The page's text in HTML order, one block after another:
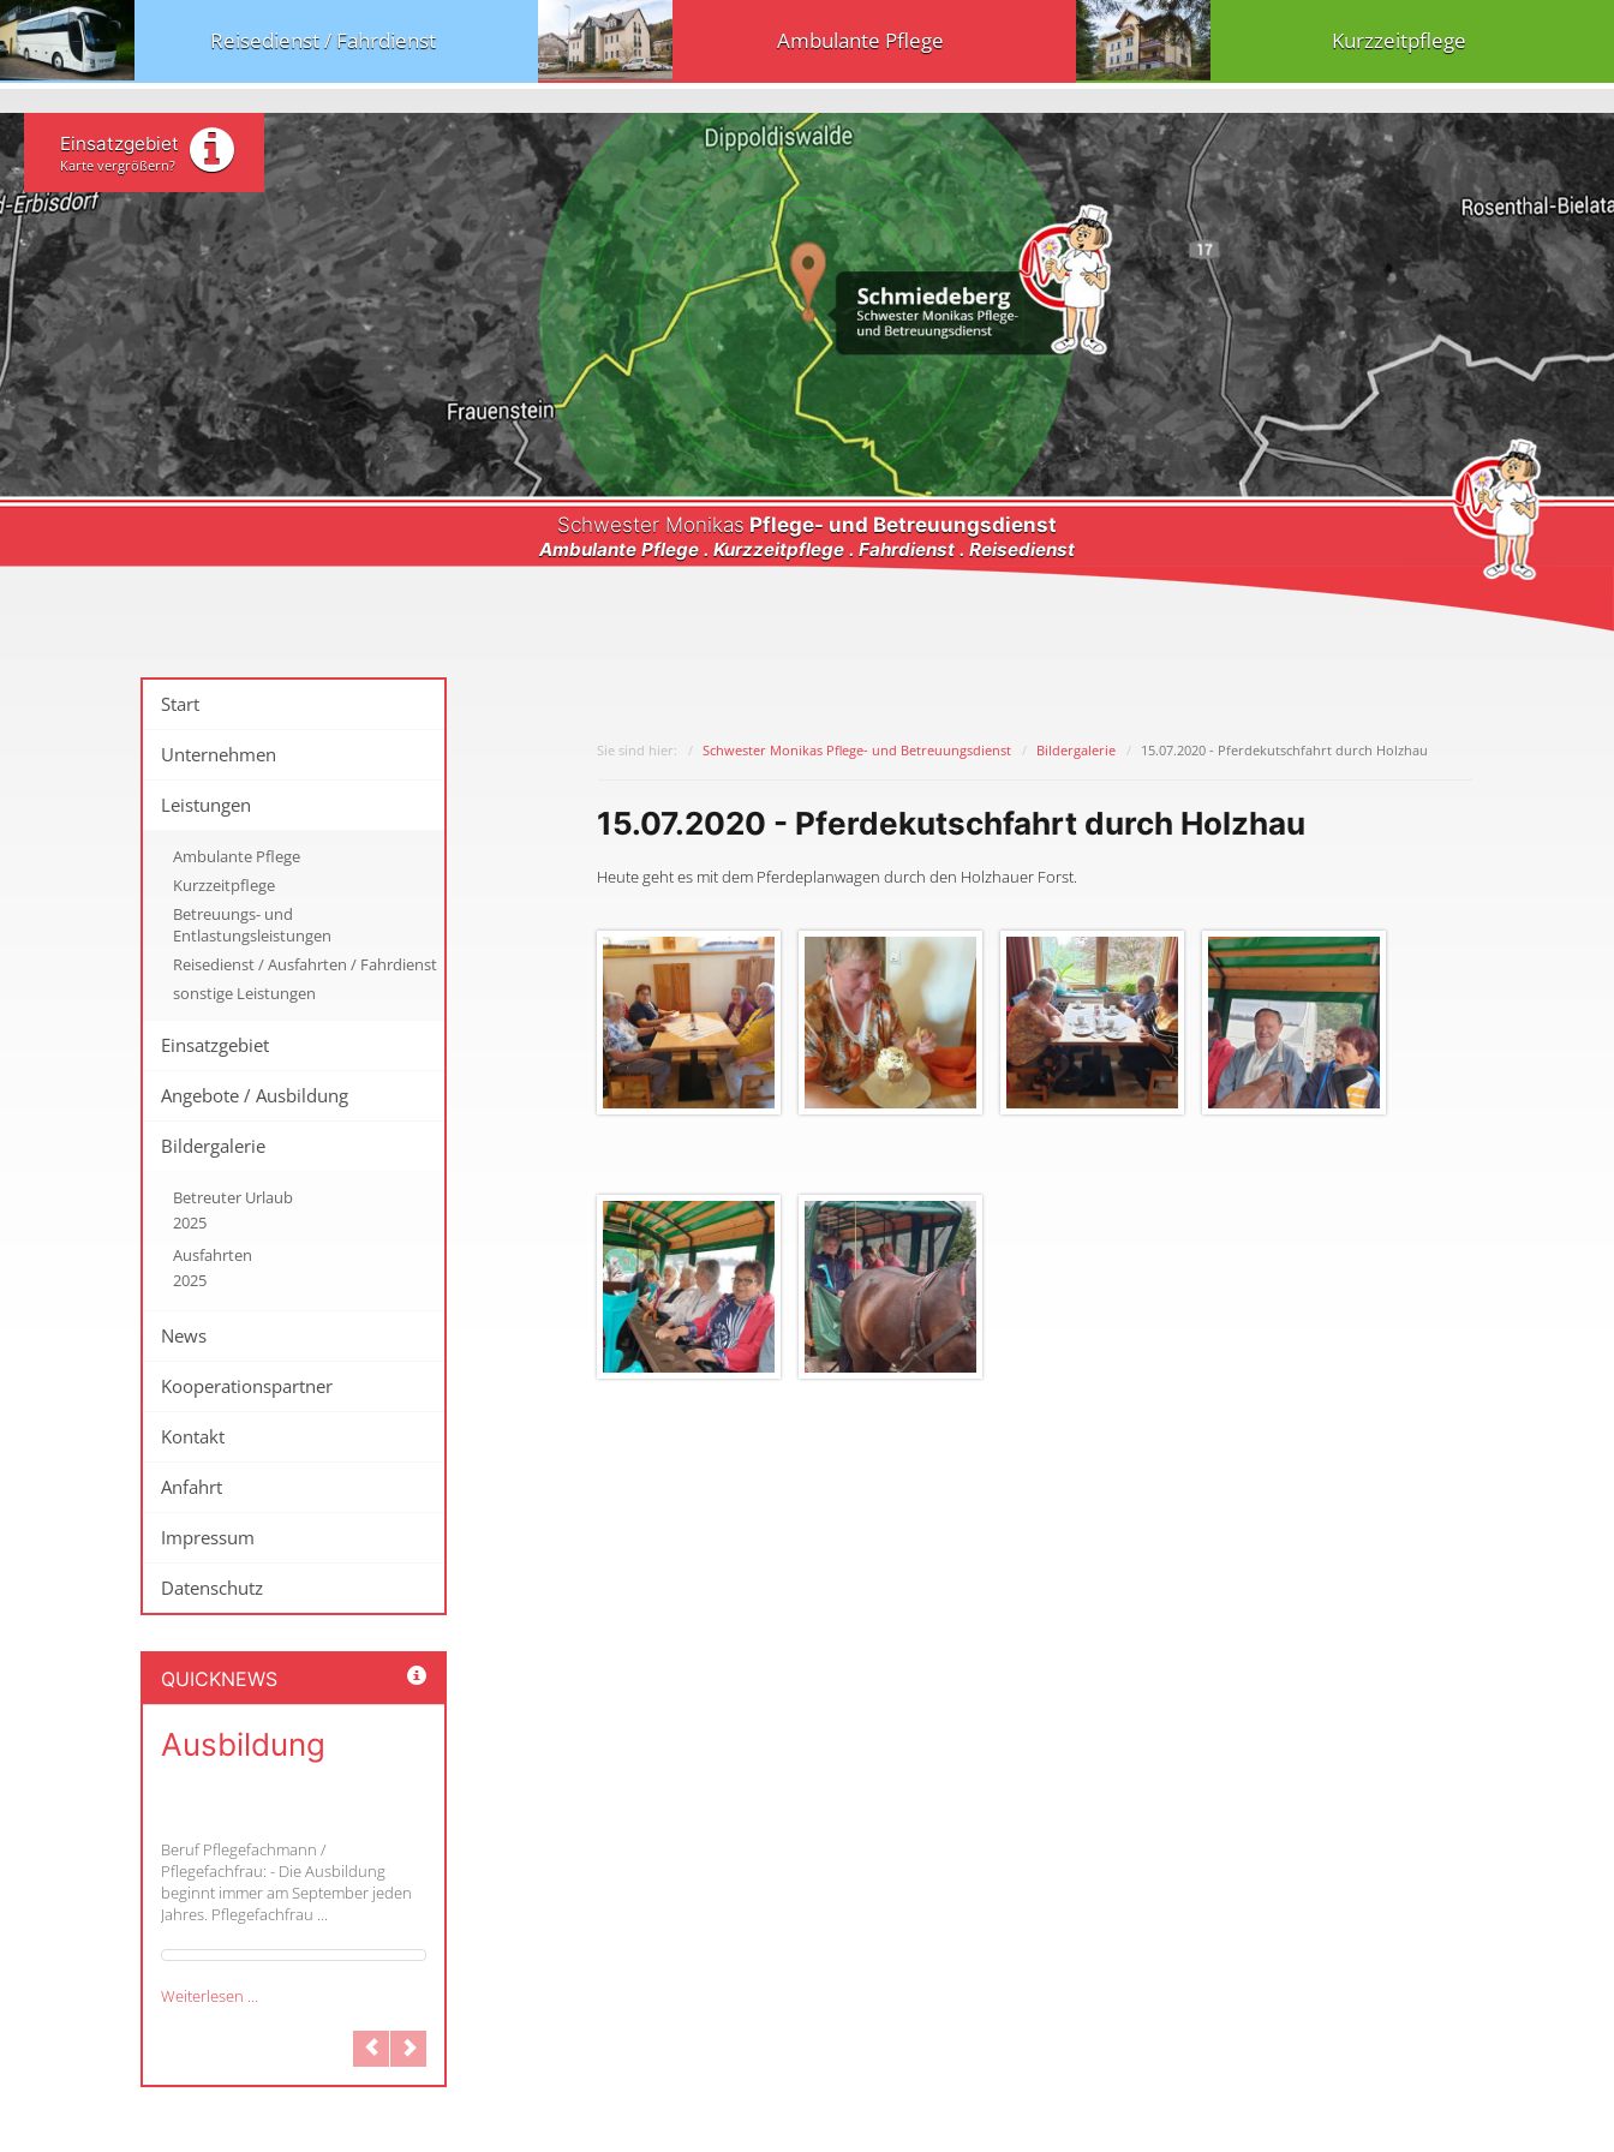
Reisedienst / Fahrdienst Ambulante Pflege Kurzzeitpflege
Einsatzgebiet
Karte vergrößern?
Schwester Monikas Pflege- und Betreuungsdienst
Ambulante Pflege . Kurzzeitpflege . Fahrdienst . Reisedienst
Start
Unternehmen
Leistungen
Ambulante Pflege
Kurzzeitpflege
Betreuungs- und
Entlastungsleistungen
Reisedienst / Ausfahrten / Fahrdienst
sonstige Leistungen
Einsatzgebiet
Angebote / Ausbildung
Bildergalerie
Betreuter Urlaub
2025
Ausfahrten
2025
News
Kooperationspartner
Kontakt
Anfahrt
Impressum
Datenschutz
QUICKNEWS
Ausbildung
Beruf Pflegefachmann /
Pflegefachfrau: - Die Ausbildung
beginnt immer am September jeden
Jahres. Pflegefachfrau ...
Weiterlesen …
Sie sind hier: Schwester Monikas Pflege- und Betreuungsdienst Bildergalerie 15.07.2020 - Pferdekutschfahrt durch Holzhau
15.07.2020 - Pferdekutschfahrt durch Holzhau
Heute geht es mit dem Pferdeplanwagen durch den Holzhauer Forst.